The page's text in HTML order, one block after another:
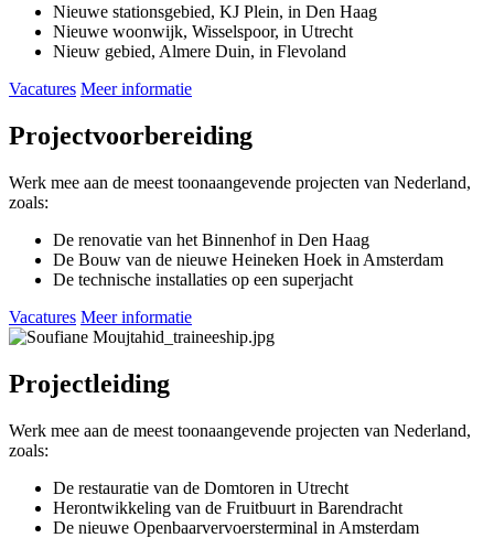
Nieuwe stationsgebied, KJ Plein, in Den Haag
Nieuwe woonwijk, Wisselspoor, in Utrecht
Nieuw gebied, Almere Duin, in Flevoland
Vacatures Meer informatie
Projectvoorbereiding
Werk mee aan de meest toonaangevende projecten van Nederland,
zoals:
De renovatie van het Binnenhof in Den Haag
De Bouw van de nieuwe Heineken Hoek in Amsterdam
De technische installaties op een superjacht
Vacatures Meer informatie
Projectleiding
Werk mee aan de meest toonaangevende projecten van Nederland,
zoals:
De restauratie van de Domtoren in Utrecht
Herontwikkeling van de Fruitbuurt in Barendracht
De nieuwe Openbaarvervoersterminal in Amsterdam